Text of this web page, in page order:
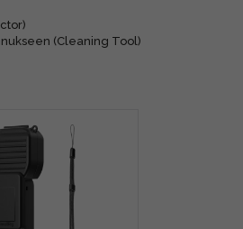
(Cleaning Tool)